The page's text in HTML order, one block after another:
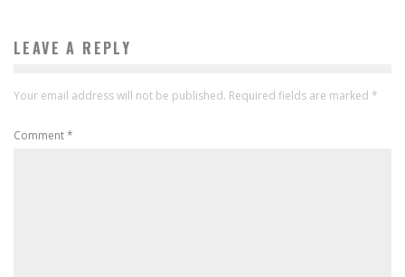
LEAVE A REPLY
Your email address will not be published. Required fields are marked *
Comment*